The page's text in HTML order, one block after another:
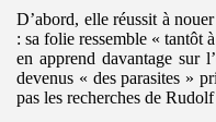
D’abord, elle réussit à
: sa folie ressemble « tantôt
en apprend davantage sur
devenus « des parasites »
pas les recherches de